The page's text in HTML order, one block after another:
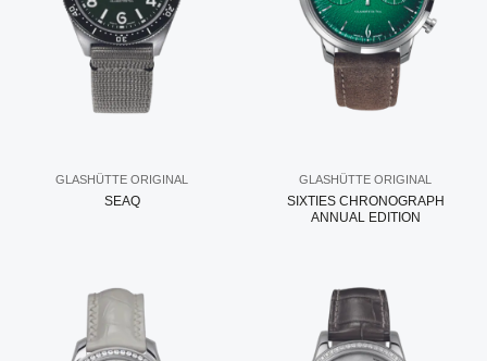
GLASHÜTTE ORIGINAL
SEAQ
GLASHÜTTE ORIGINAL
SIXTIES CHRONOGRAPH
ANNUAL EDITION